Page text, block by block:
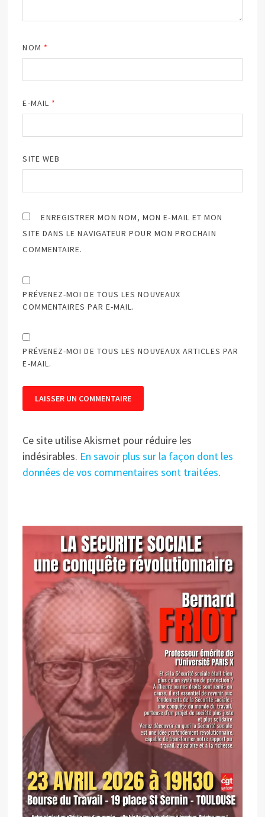
NOM *
E-MAIL *
SITE WEB
ENREGISTRER MON NOM, MON E-MAIL ET MON
SITE DANS LE NAVIGATEUR POUR MON PROCHAIN
COMMENTAIRE.
PRÉVENEZ-MOI DE TOUS LES NOUVEAUX
COMMENTAIRES PAR E-MAIL.
PRÉVENEZ-MOI DE TOUS LES NOUVEAUX ARTICLES PAR
E-MAIL.
Ce site utilise Akismet pour réduire les
indésirables. En savoir plus sur la façon dont les
données de vos commentaires sont traitées.